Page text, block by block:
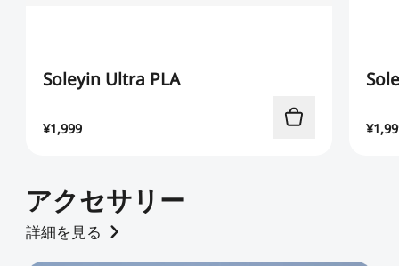
Soleyin Ultra PLA
¥1,999 ¥
アクセサリー
詳細を見る